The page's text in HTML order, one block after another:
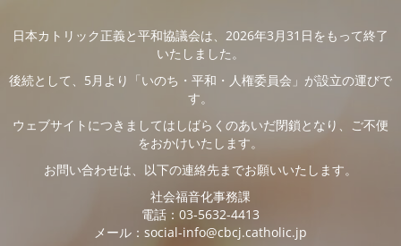
日本カトリック正義と平和協議会は、2026年3月31日をもって終了
いたしました。
後続として、5月より「いのち・平和・人権委員会」が設立の運びで
す。
ウェブサイトにつきましてはしばらくのあいだ閉鎖となり、ご不便
をおかけいたします。
お問い合わせは、以下の連絡先までお願いいたします。
社会福音化事務課
電話：03-5632-4413
メール：social-info@cbcj.catholic.jp